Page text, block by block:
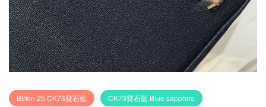
Birkin 25 CK73寶石藍 CK73寶石藍 Blue sapphire